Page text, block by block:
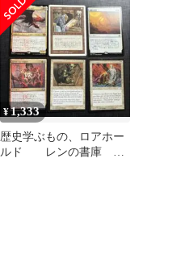
¥1,333
歴史学ぶもの、ロアホー
ルド レンの書庫